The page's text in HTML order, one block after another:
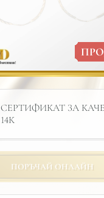
СЕРТИФИКАТ ЗА
14К
ПОРЪЧАЙ ОНЛАЙН